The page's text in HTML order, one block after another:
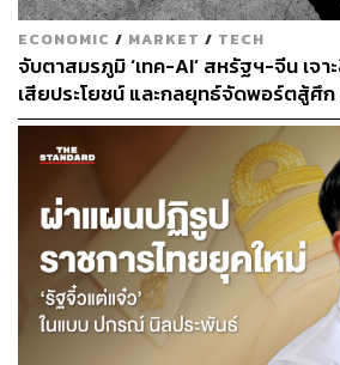
SCBX พยายามผลักดันให้พนักงานใน
ความเห็น ทดลองใช้ และพัฒนาทักษะด้
ต่างๆ ตลอดทั้งปี
เรื่องการผลักดันจากศูนย์กลาง
เป็นการสร้างแรงขับเคลื่อนแห่งการเป
ส่วนร่วม สนับสนุน และผลักดันอย่างเป็
สิ่งสำคัญคือในองค์กรที่มีพนักงานกว่า
ตั้งองค์กรที่ทำหน้าที่รวบรวมไอเดียแล
พัฒนาร่วมกัน เพื่อลดความซ้ำซ้อนและ
ECONOMIC / MARKET / TECH
จับตาสมรภูมิ ‘เทค-AI’ สหรัฐฯ-จีน เจ
เสียประโยชน์ และกลยุทธ์จัดพอร์ตสู้ศึ
5 ปีข้างหน้า